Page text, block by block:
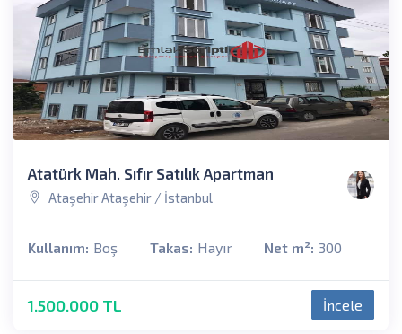
Atatürk Mah. Sıfır Satılık Apartman
Ataşehir Ataşehir / İstanbul
Kullanım: Boş Takas: Hayır Net m²: 300
1.500.000 TL İncele